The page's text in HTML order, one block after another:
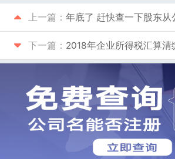
上一篇： 年底了 赶快查一下股东
下一篇： 2018年企业所得税汇算清